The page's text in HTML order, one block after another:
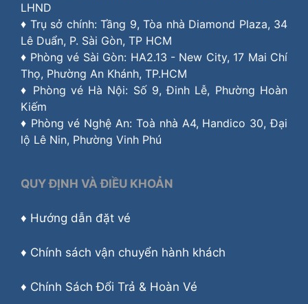
LHND
♦ Trụ sở chính: Tầng 9, Tòa nhà Diamond Plaza, 34
Lê Duẩn, P. Sài Gòn, TP HCM
♦ Phòng vé Sài Gòn: HA2.13 - New City, 17 Mai Chí
Thọ, Phường An Khánh, TP.HCM
♦ Phòng vé Hà Nội: Số 9, Đinh Lễ, Phường Hoàn
Kiếm
♦ Phòng vé Nghệ An: Toà nhà A4, Handico 30, Đại
lộ Lê Nin, Phường Vinh Phú
QUY ĐỊNH VÀ ĐIỀU KHOẢN
♦ Hướng dẫn đặt vé
♦ Chính sách vận chuyển hành khách
♦ Chính Sách Đổi Trả & Hoàn Vé